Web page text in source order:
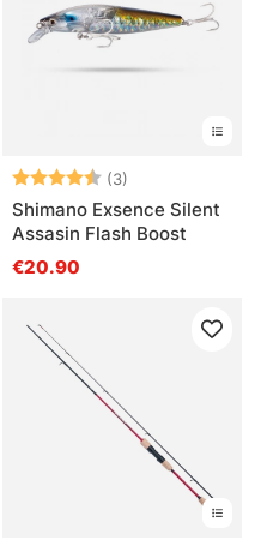
Arvio: (3)
Shimano Exsence Silent
Assasin Flash Boost
€20.90